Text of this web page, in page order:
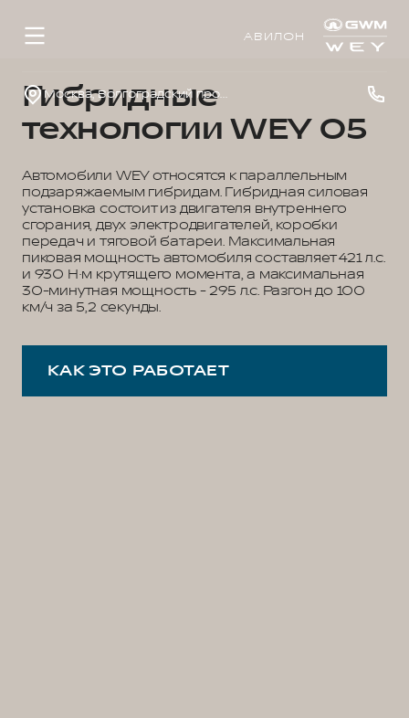
АВИЛОН
Москва, Волгоградский проспект, д.41, к.1
Гибридные
технологии WEY 05
Автомобили WEY относятся к параллельным
подзаряжаемым гибридам. Гибридная силовая
установка состоит из двигателя внутреннего
сгорания, двух электродвигателей, коробки
передач и тяговой батареи. Максимальная
пиковая мощность автомобиля составляет 421 л.с.
и 930 Н·м крутящего момента, а максимальная
30-минутная мощность - 295 л.с. Разгон до 100
км/ч за 5,2 секунды.
КАК ЭТО РАБОТАЕТ